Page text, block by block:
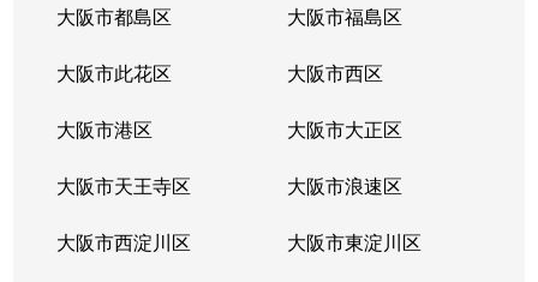
大阪市都島区 大阪市福島区
大阪市此花区 大阪市西区
大阪市港区 大阪市大正区
大阪市天王寺区 大阪市浪速区
大阪市西淀川区 大阪市東淀川区